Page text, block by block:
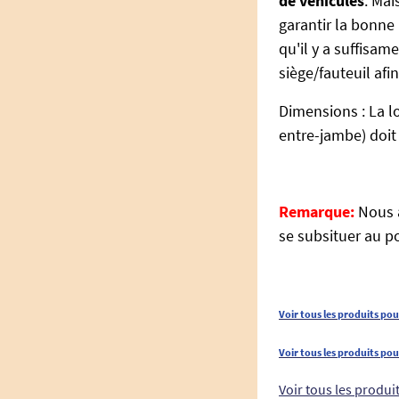
garantir la
qu'il y a
siège/fauteuil
Dimensions : La
entre-jambe) doit
Remarque: Nous
se subsituer au
Voir tous les produits
Voir tous les produits
Voir tous les